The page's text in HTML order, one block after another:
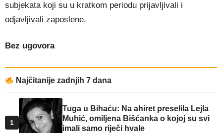
subjekata koji su u kratkom periodu prijavljivali i
odjavljivali zaposlene.
Bez ugovora
Najčitanije zadnjih 7 dana
1
Tuga u Bihaću: Na ahiret preselila Lejla
Muhić, omiljena Bišćanka o kojoj su svi
imali samo riječi hvale